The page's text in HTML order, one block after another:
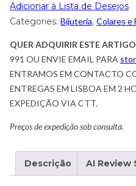
Adicionar à Lista de Desejos
Categories: Bijuteria, Colares e
QUER ADQUIRIR ESTE
991 OU ENVIE EMAIL PARA
ENTRAMOS EM CONTACTO
ENTREGAS EM LISBOA EM 2
EXPEDIÇÃO VIA CTT.
Preços de expedição sob consulta.
Descrição AI Review